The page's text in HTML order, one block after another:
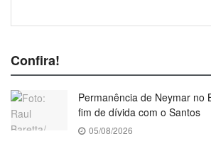
Confira!
Permanência de Neymar no
fim de dívida com o Santos
05/08/2026